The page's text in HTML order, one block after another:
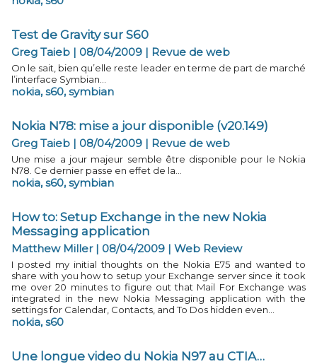
Test de Gravity sur S60
Greg Taieb | 08/04/2009 | Revue de web
On le sait, bien qu’elle reste leader en terme de part de marché
l’interface Symbian...
nokia,s60,symbian
Nokia N78: mise a jour disponible (v20.149)
Greg Taieb | 08/04/2009 | Revue de web
Une mise a jour majeur semble être disponible pour le Nokia
N78. Ce dernier passe en effet de la...
nokia,s60,symbian
How to: Setup Exchange in the new Nokia
Messaging application
Matthew Miller | 08/04/2009 | Web Review
I posted my initial thoughts on the Nokia E75 and wanted to
share with you how to setup your Exchange server since it took
me over 20 minutes to figure out that Mail For Exchange was
integrated in the new Nokia Messaging application with the
settings for Calendar, Contacts, and To Dos hidden even...
nokia,s60
Une longue video du Nokia N97 au CTIA…